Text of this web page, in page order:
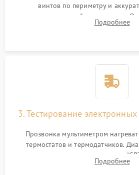
винтов по периметру и
стеклокерамической поверхности.
сенсорного блока для доступа к
Подробнее
3. Тестирование
Прозвонка мультиметром
термостатов и термодатчиков.
модуля, реле, диодных мостов и
индукции). Проверка кранов и газ-
Подробнее